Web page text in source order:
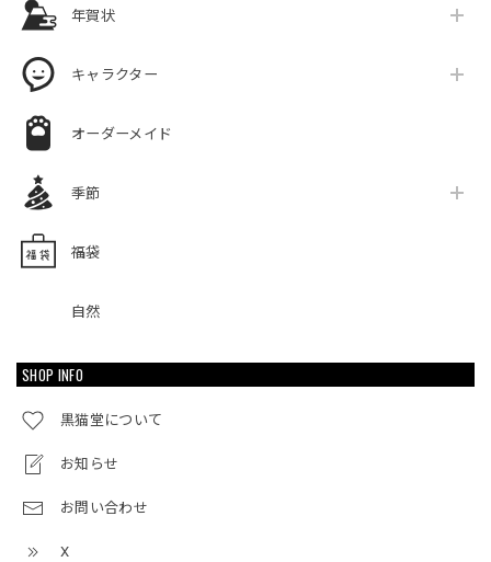
年賀状
キャラクター
オーダーメイド
季節
福袋
自然
SHOP INFO
黒猫堂について
お知らせ
お問い合わせ
X